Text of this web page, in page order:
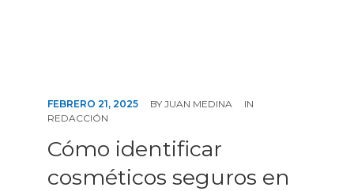
FEBRERO 21, 2025 BY JUAN MEDINA
IN
REDACCIÓN
Cómo identificar
cosméticos seguros en